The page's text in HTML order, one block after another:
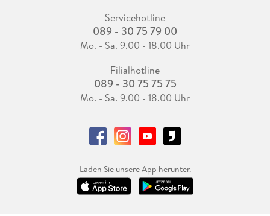
Servicehotline
089 - 30 75 79 00
Mo. - Sa. 9.00 - 18.00 Uhr
Filialhotline
089 - 30 75 75 75
Mo. - Sa. 9.00 - 18.00 Uhr
Laden Sie unsere App herunter.